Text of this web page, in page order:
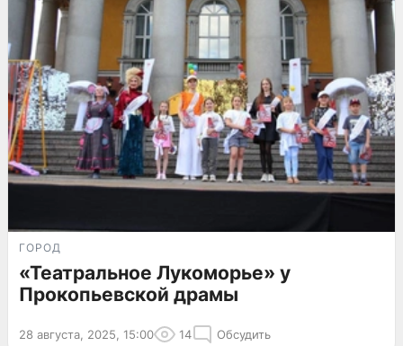
ГОРОД
«Театральное Лукоморье» у
Прокопьевской драмы
28 августа, 2025, 15:00 14 Обсудить